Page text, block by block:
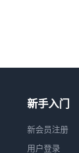
新手入门
新会员注册
用户登录